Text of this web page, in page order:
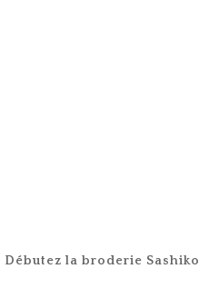
Débutez la broderie Sashiko